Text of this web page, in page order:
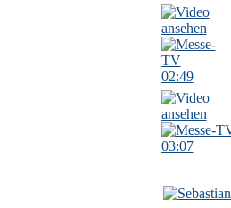
02:49
03:07